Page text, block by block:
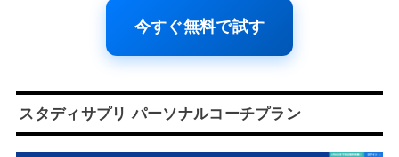
今すぐ無料で試す
スタディサプリ パーソナルコーチプラン